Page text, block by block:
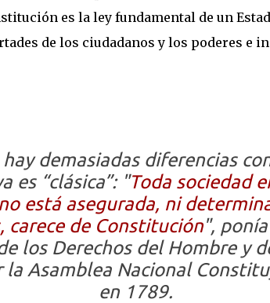
es la ley fundamental de un
de los ciudadanos y los poderes e
demasiadas diferencias
es “clásica”: "Toda sociedad
está asegurada, ni
carece de Constitución",
los Derechos del Hombre y
Asamblea Nacional
en 1789.